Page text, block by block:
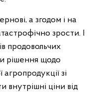
а згодом і на
зрости. І
продовольчих
рішення щодо
зі
внутрішні ціни від